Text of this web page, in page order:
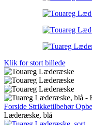
Klik for stort billede
Forside Strikketilbehør
Læderæske, blå